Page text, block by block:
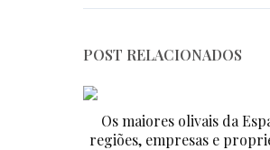
POST RELACIONADOS
Os maiores olivais da
regiões, empresas e